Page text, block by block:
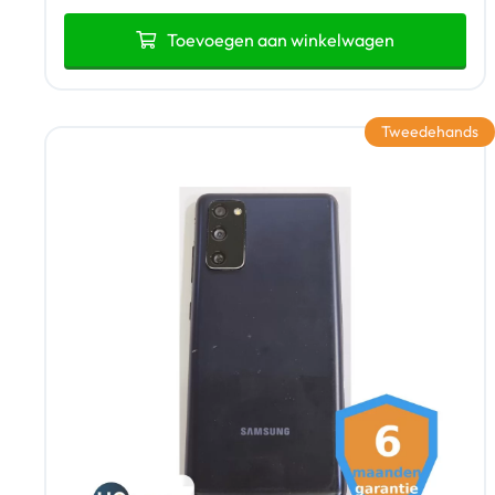
Toevoegen aan winkelwagen
Tweedehands